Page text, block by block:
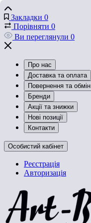
Закладки 0
Порівняти 0
Ви переглянули 0
Про нас
Доставка та оплата
Повернення та обмін
Бренди
Акції та знижки
Нові позиції
Контакти
Особистий кабінет
Реєстрація
Авторизація